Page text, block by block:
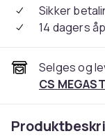
Sikker
14 dagers
Selges og
CS